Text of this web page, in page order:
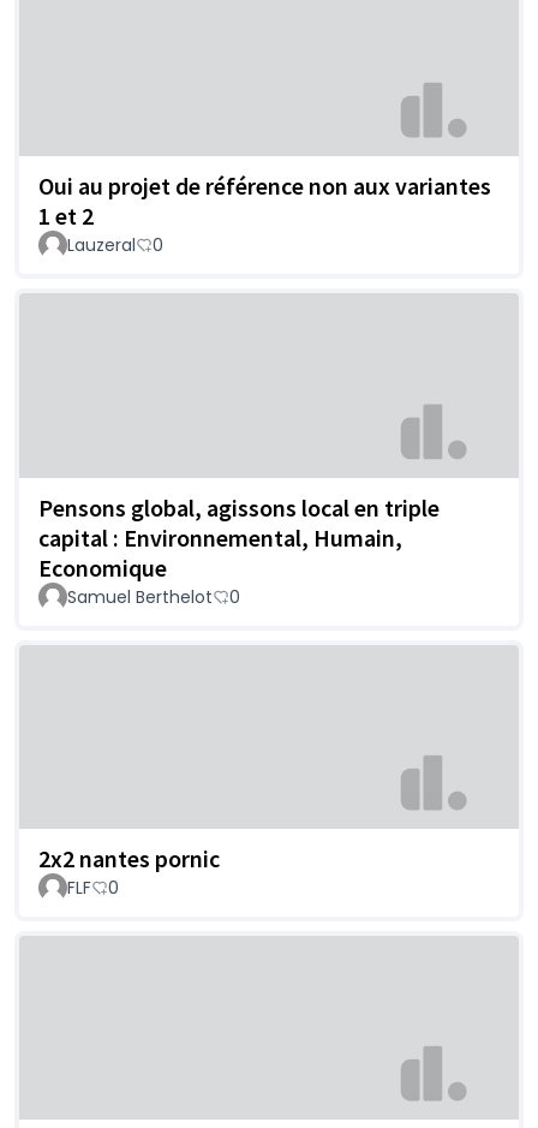
Oui au projet de référence non aux variantes
1 et 2
Lauzeral 0
Pensons global, agissons local en triple
capital : Environnemental, Humain,
Economique
Samuel Berthelot 0
2x2 nantes pornic
FLF 0